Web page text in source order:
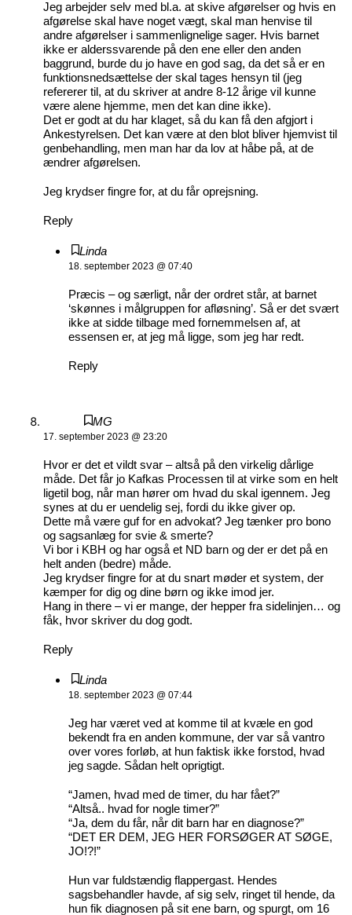
Jeg arbejder selv med bl.a. at skive afgørelser og hvis en
afgørelse skal have noget vægt, skal man henvise til
andre afgørelser i sammenlignelige sager. Hvis barnet
ikke er alderssvarende på den ene eller den anden
baggrund, burde du jo have en god sag, da det så er en
funktionsnedsættelse der skal tages hensyn til (jeg
refererer til, at du skriver at andre 8-12 årige vil kunne
være alene hjemme, men det kan dine ikke).
Det er godt at du har klaget, så du kan få den afgjort i
Ankestyrelsen. Det kan være at den blot bliver hjemvist til
genbehandling, men man har da lov at håbe på, at de
ændrer afgørelsen.
Jeg krydser fingre for, at du får oprejsning.
Reply
Linda
18. september 2023 @ 07:40
Præcis – og særligt, når der ordret står, at barnet
‘skønnes i målgruppen for afløsning’. Så er det svært
ikke at sidde tilbage med fornemmelsen af, at
essensen er, at jeg må ligge, som jeg har redt.
Reply
MG
17. september 2023 @ 23:20
Hvor er det et vildt svar – altså på den virkelig dårlige
måde. Det får jo Kafkas Processen til at virke som en helt
ligetil bog, når man hører om hvad du skal igennem. Jeg
synes at du er uendelig sej, fordi du ikke giver op.
Dette må være guf for en advokat? Jeg tænker pro bono
og sagsanlæg for svie & smerte?
Vi bor i KBH og har også et ND barn og der er det på en
helt anden (bedre) måde.
Jeg krydser fingre for at du snart møder et system, der
kæmper for dig og dine børn og ikke imod jer.
Hang in there – vi er mange, der hepper fra sidelinjen… og
fåk, hvor skriver du dog godt.
Reply
Linda
18. september 2023 @ 07:44
Jeg har været ved at komme til at kvæle en god
bekendt fra en anden kommune, der var så vantro
over vores forløb, at hun faktisk ikke forstod, hvad
jeg sagde. Sådan helt oprigtigt.
“Jamen, hvad med de timer, du har fået?”
“Altså.. hvad for nogle timer?”
“Ja, dem du får, når dit barn har en diagnose?”
“DET ER DEM, JEG HER FORSØGER AT SØGE,
JO!?!”
Hun var fuldstændig flappergast. Hendes
sagsbehandler havde, af sig selv, ringet til hende, da
hun fik diagnosen på sit ene barn, og spurgt, om 16